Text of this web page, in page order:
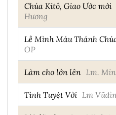
Chúa Kitô, Giao Ước mới
Hương
Lễ Mình Máu Thánh
OP
Làm cho lớn lên Lm.
Tình Tuyệt Vời Lm